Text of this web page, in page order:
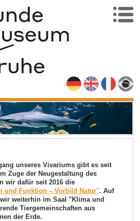
unseres Vivariums gibt es seit
Zuge der Neugestaltung des
wir dafür seit 2016 die
und Funktion –Vorbild Natur". Auf
weiterhin im Saal "Klima und
Tiergemeinschaften aus
der Erde.